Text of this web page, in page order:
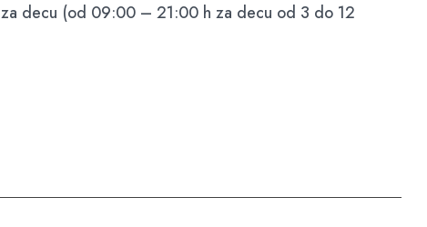
decu (od 09:00 – 21:00 h za decu od 3 do 12